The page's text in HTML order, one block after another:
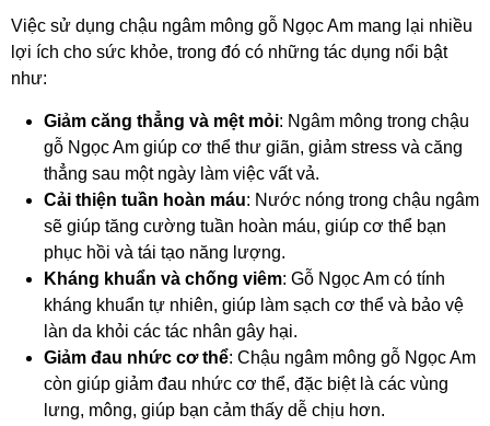
Việc sử dụng chậu ngâm mông gỗ Ngọc Am mang lại nhiều
lợi ích cho sức khỏe, trong đó có những tác dụng nổi bật
như:
Giảm căng thẳng và mệt mỏi: Ngâm mông trong chậu
gỗ Ngọc Am giúp cơ thể thư giãn, giảm stress và căng
thẳng sau một ngày làm việc vất vả.
Cải thiện tuần hoàn máu: Nước nóng trong chậu ngâm
sẽ giúp tăng cường tuần hoàn máu, giúp cơ thể bạn
phục hồi và tái tạo năng lượng.
Kháng khuẩn và chống viêm: Gỗ Ngọc Am có tính
kháng khuẩn tự nhiên, giúp làm sạch cơ thể và bảo vệ
làn da khỏi các tác nhân gây hại.
Giảm đau nhức cơ thể: Chậu ngâm mông gỗ Ngọc Am
còn giúp giảm đau nhức cơ thể, đặc biệt là các vùng
lưng, mông, giúp bạn cảm thấy dễ chịu hơn.